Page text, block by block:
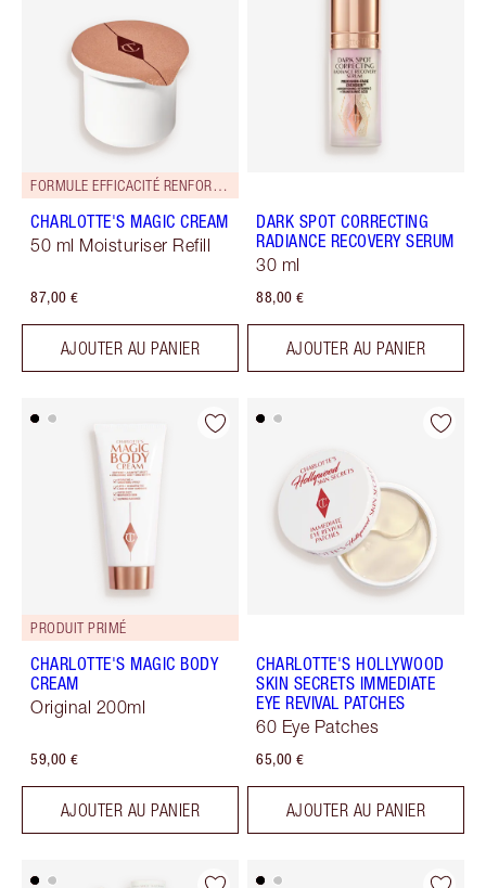
FORMULE EFFICACITÉ RENFORCÉE !
CHARLOTTE'S MAGIC CREAM
50 ml Moisturiser Refill
87,00 €
AJOUTER AU PANIER
DARK SPOT CORRECTING
RADIANCE RECOVERY SERUM
30 ml
88,00 €
AJOUTER AU PANIER
PRODUIT PRIMÉ
CHARLOTTE'S MAGIC BODY
CREAM
Original 200ml
59,00 €
AJOUTER AU PANIER
CHARLOTTE'S HOLLYWOOD
SKIN SECRETS IMMEDIATE
EYE REVIVAL PATCHES
60 Eye Patches
65,00 €
AJOUTER AU PANIER